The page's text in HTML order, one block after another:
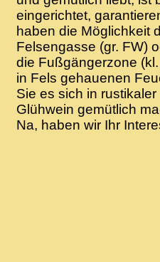
eingerichtet,
haben die Möglichkeit
Felsengasse (gr. FW)
die Fußgängerzone
in Fels gehauenen
Sie es sich in
Glühwein gemütlich
Na, haben wir Ihr